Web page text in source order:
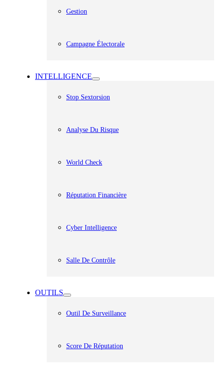
Gestion
Campagne Électorale
INTELLIGENCE
Stop Sextorsion
Analyse Du Risque
World Check
Réputation Financière
Cyber Intelligence
Salle De Contrôle
OUTILS
Outil De Surveillance
Score De Réputation